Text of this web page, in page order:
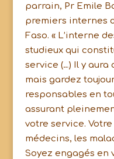
parrain, Pr Emile
premiers internes
Faso. « L’interne
studieux qui
service (…) Il y aura
mais gardez
responsables en
assurant
votre service.
médecins, les
Soyez engagés en